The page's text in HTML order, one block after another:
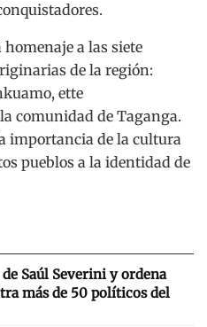
a las siete
de la región:
ette
comunidad de Taganga.
importancia de la cultura
pueblos a la identidad de
Saúl Severini y ordena
más de 50 políticos del